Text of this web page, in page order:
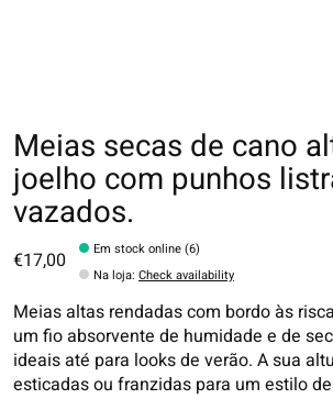
Meias secas de cano
joelho com punhos
vazados.
€17,00
Em stock online (6)
Na loja:Check availability
Meias altas rendadas com bordo às
um fio absorvente de humidade e de
ideais até para looks de verão. A sua
esticadas ou franzidas para um estilo